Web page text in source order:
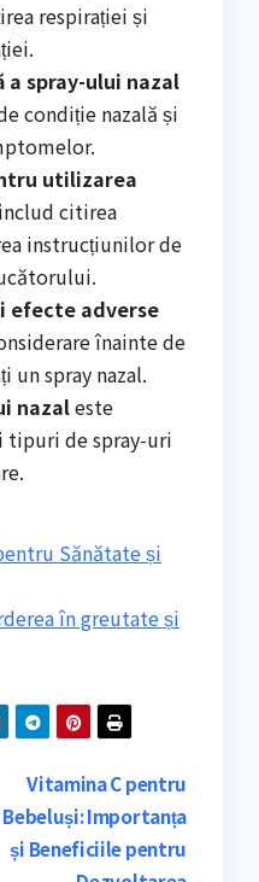
respirației și
a spray-ului nazal
condiție nazală și
utilizarea
includ citirea
instrucțiunilor de
efecte adverse
înainte de
un spray nazal.
nazaleste
tipuri de spray-uri
Sănătate și
în greutate și
Vitamina C pentru
Bebeluși: Importanța
și Beneficiile pentru